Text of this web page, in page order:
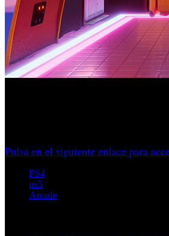
Pulsa en el siguiente enlace para
PS4
ps5
Arcade